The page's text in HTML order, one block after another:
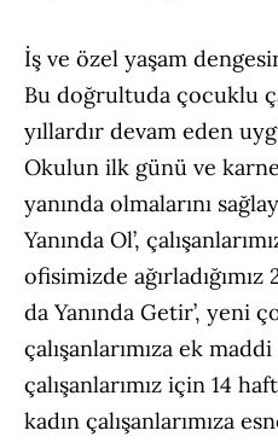
İş ve özel yaşam
Bu doğrultuda çocuklu
yıllardır devam eden
Okulun ilk günü ve
yanında olmalarını
Yanında Ol’,
ofisimizde ağırladığımız
da Yanında Getir’, yeni
çalışanlarımıza ek
çalışanlarımız için 14
kadın çalışanlarımıza